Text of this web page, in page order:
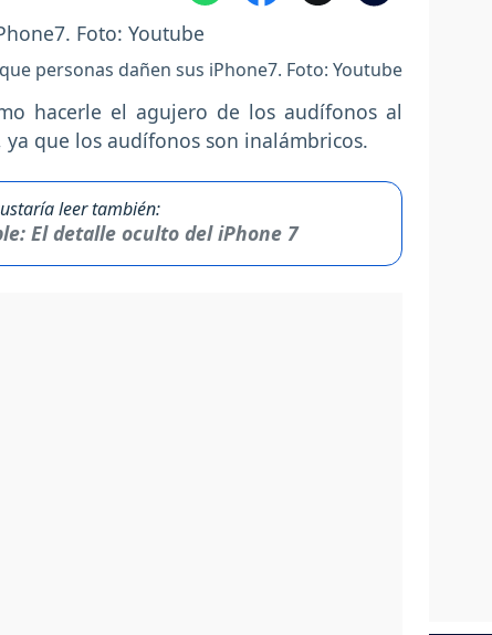
personas dañen sus iPhone7. Foto: Youtube
hacerle el agujero de los audífonos al
que los audífonos son inalámbricos.
leer también:
El detalle oculto del iPhone 7